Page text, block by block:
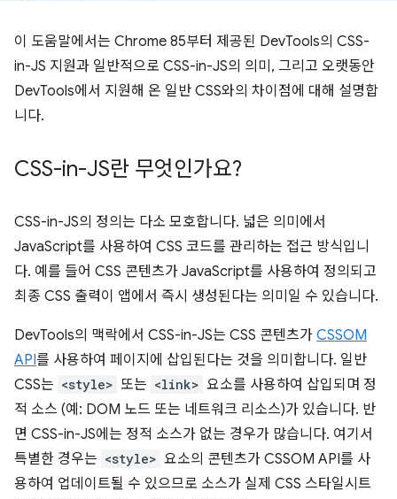
이 도움말에서는 Chrome 85부터 제공된 DevTools의 CSS-
in-JS 지원과 일반적으로 CSS-in-JS의 의미, 그리고 오랫동안
DevTools에서 지원해 온 일반 CSS와의 차이점에 대해 설명합
니다.
CSS-in-JS란 무엇인가요?
CSS-in-JS의 정의는 다소 모호합니다. 넓은 의미에서
JavaScript를 사용하여 CSS 코드를 관리하는 접근 방식입니
다. 예를 들어 CSS 콘텐츠가 JavaScript를 사용하여 정의되고
최종 CSS 출력이 앱에서 즉시 생성된다는 의미일 수 있습니다.
DevTools의 맥락에서 CSS-in-JS는 CSS 콘텐츠가 CSSOM
API를 사용하여 페이지에 삽입된다는 것을 의미합니다. 일반
CSS는 <style> 또는 <link> 요소를 사용하여 삽입되며 정
적 소스 (예: DOM 노드 또는 네트워크 리소스)가 있습니다. 반
면 CSS-in-JS에는 정적 소스가 없는 경우가 많습니다. 여기서
특별한 경우는 <style> 요소의 콘텐츠가 CSSOM API를 사
용하여 업데이트될 수 있으므로 소스가 실제 CSS 스타일시트